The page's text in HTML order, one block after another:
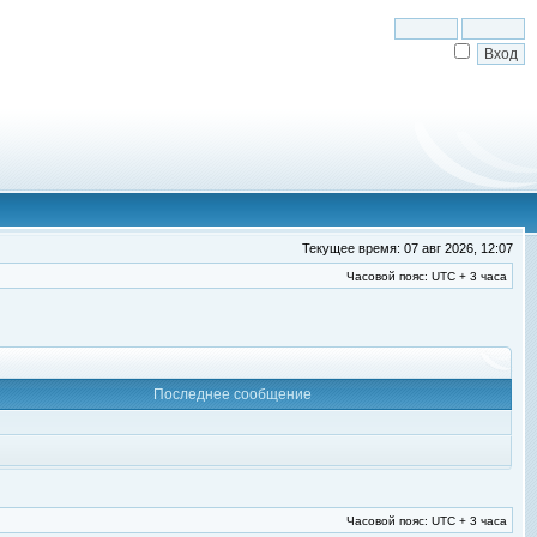
Текущее время: 07 авг 2026, 12:07
Часовой пояс: UTC + 3 часа
Последнее сообщение
Часовой пояс: UTC + 3 часа